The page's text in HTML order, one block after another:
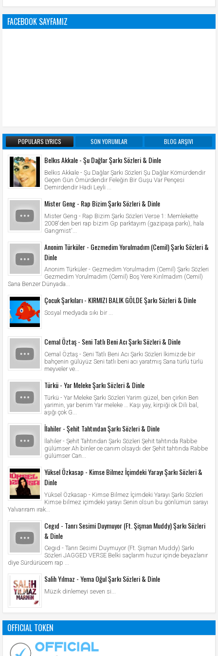
FACEBOOK SAYFAMIZ
POPULARS LYRICS SON YORUMLAR BLOG ARŞIVI
Belkıs Akkale - Şu Dağlar Şarkı Sözleri & Dinle
Belkıs Akkale - Şu Dağlar Şarkı Sözleri Şu Dağlar Kömürdendir
Geçen Gün Ömürdendir Feleğin Bir Guşu Var Pençesi
Demirdendir Hadi Leyli ...
Mister Geng - Rap Bizim Şarkı Sözleri & Dinle
Mister Geng - Rap Bizim Şarkı Sözleri Verse 1: Memlekette
2008'den beri rap bizim Gp parktayım (gazipaşa parkı), hala
Gangmist'...
Anonim Türküler - Gezmedim Yorulmadım (Cemil) Şarkı Sözleri &
Dinle
Anonim Türküler - Gezmedim Yorulmadım (Cemil) Şarkı Sözleri
Gezmedim Yorulmadım (Cemil) Boş Yere Kırılmadım (Cemil)
Sana Benzer Dünyada...
Çocuk Şarkıları - KIRMIZI BALIK GÖLDE Şarkı Sözleri & Dinle
Sosyal medyada sıkı bir ...
Cemal Öztaş - Seni Tatlı Beni Acı Şarkı Sözleri & Dinle
Cemal Öztaş - Seni Tatlı Beni Acı Şarkı Sözleri İkimizde bir
bahçenin gülüyüz Seni tatlı beni acı yaratmış Sana türlü türlü
meyveler ve...
Türkü - Yar Meleke Şarkı Sözleri & Dinle
Türkü - Yar Meleke Şarkı Sözleri Yarim güzel, ben çirkin Ben
yarimin, yar benim Yar meleke … Kaşı yay, kirpiği ok Dili bal,
aşığı çok G...
İlahiler - Şehit Tahtından Şarkı Sözleri & Dinle
İlahiler - Şehit Tahtından Şarkı Sözleri Şehit tahtında Rabbe
gülümser Ah binler ce canım olsaydı der Şehit tahtında Rabbe
gülümser Can...
Yüksel Özkasap - Kimse Bilmez İçimdeki Yarayı Şarkı Sözleri &
Dinle
Yüksel Özkasap - Kimse Bilmez İçimdeki Yarayı Şarkı Sözleri
Kimse bilmez içimdeki yarayı Senin olsun bu gönlümün sarayı
Yalvarıram ırak...
Cegıd - Tanrı Sesimi Duymuyor (Ft. Şişman Muddy) Şarkı Sözleri
& Dinle
Cegıd - Tanrı Sesimi Duymuyor (Ft. Şişman Muddy) Şarkı
Sözleri JAGGED VERSE Belki saçlarım huzur içinde beyazlanır
diye Sürdürücem rap ...
Salih Yılmaz - Yema Oğul Şarkı Sözleri & Dinle
Müzik dinlemeyi seven si...
OFFICIAL TOKEN